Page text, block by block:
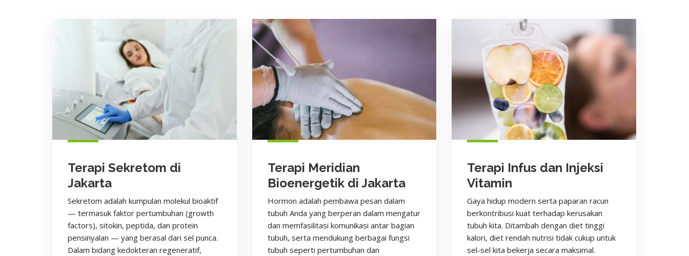
Terapi Sekretom di
Jakarta
Sekretom adalah kumpulan molekul bioaktif
— termasuk faktor pertumbuhan (growth
factors), sitokin, peptida, dan protein
pensinyalan — yang berasal dari sel punca.
Dalam bidang kedokteran regeneratif,
Terapi Meridian
Bioenergetik di Jakarta
Hormon adalah pembawa pesan dalam
tubuh Anda yang berperan dalam mengatur
dan memfasilitasi komunikasi antar bagian
tubuh, serta mendukung berbagai fungsi
tubuh seperti pertumbuhan dan
Terapi Infus dan Injeksi
Vitamin
Gaya hidup modern serta paparan racun
berkontribusi kuat terhadap kerusakan
tubuh kita. Ditambah dengan diet tinggi
kalori, diet rendah nutrisi tidak cukup untuk
sel-sel kita bekerja secara maksimal.